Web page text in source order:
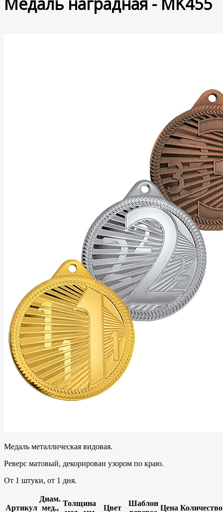
Медаль металлическая видовая.
Реверс матовый, декорирован узором по краю.
От 1 штуки, от 1 дня.
Артикул
Диам.
мед.,
Толщина
Цвет
Шаблон
Цена Количество